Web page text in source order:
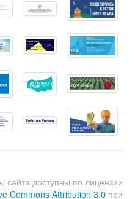
сайта доступны по лицензии
Commons Attribution 3.0 при